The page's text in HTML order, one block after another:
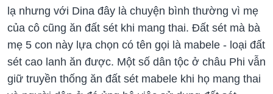
lạ nhưng với Dina đây là chuyện bình thường vì mẹ
của cô cũng ăn đất sét khi mang thai. Đất sét mà bà
mẹ 5 con này lựa chọn có tên gọi là mabele - loại đất
sét cao lanh ăn được. Một số dân tộc ở châu Phi vẫn
giữ truyền thống ăn đất sét mabele khi họ mang thai